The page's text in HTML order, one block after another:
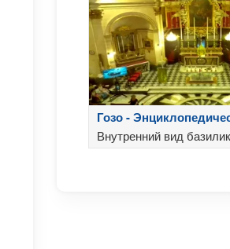
Гозо -
Базилика
Внутренний вид